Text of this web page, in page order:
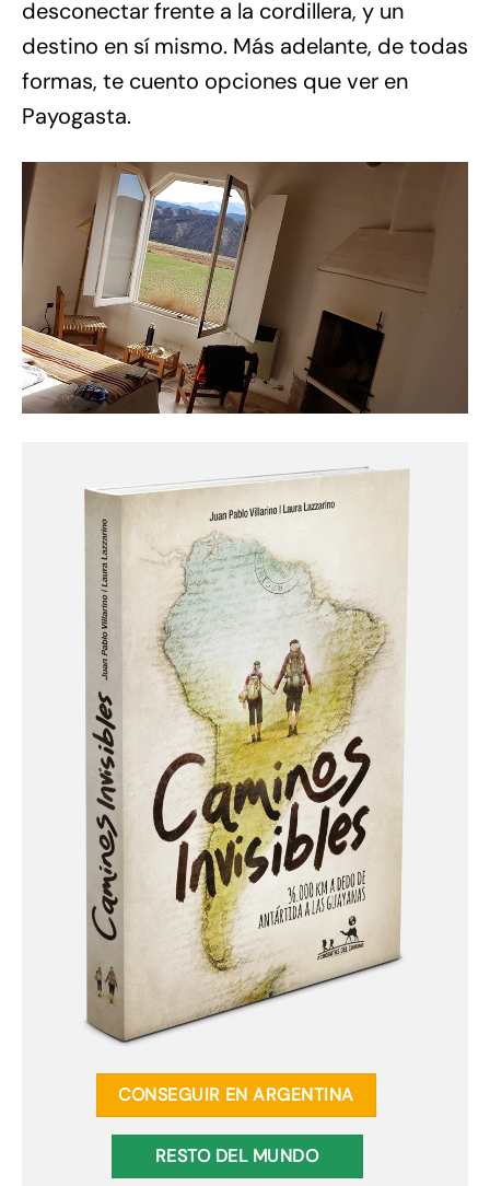
desconectar frente a la cordillera, y un
destino en sí mismo. Más adelante, de todas
formas, te cuento opciones que ver en
Payogasta.
CONSEGUIR EN ARGENTINA
RESTO DEL MUNDO